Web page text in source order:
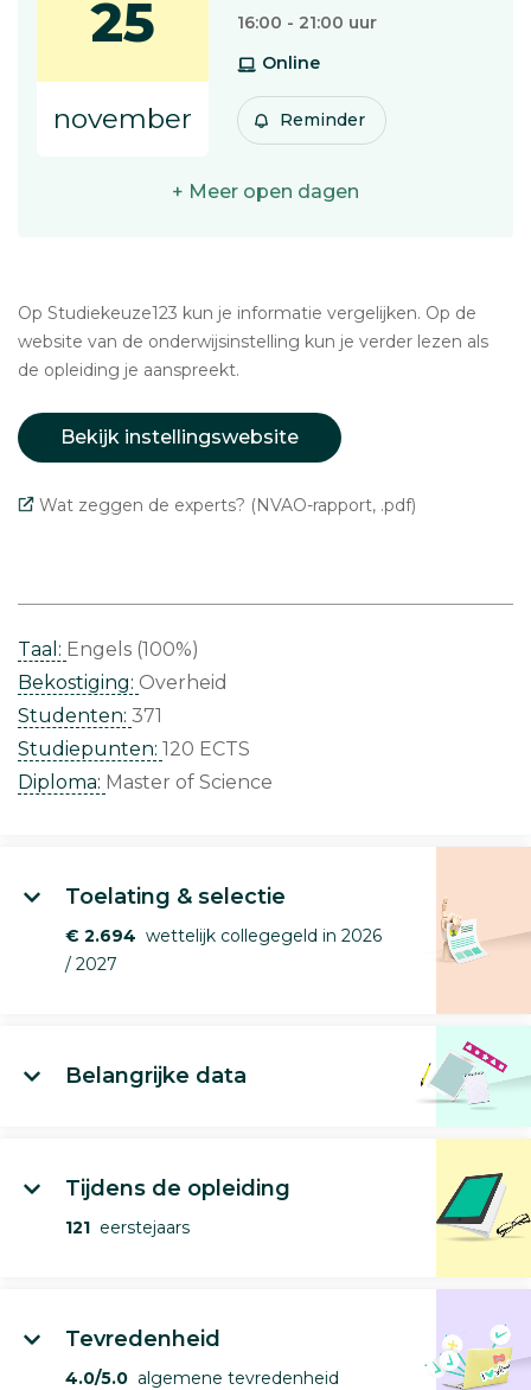
25
november
16:00 - 21:00 uur
Online
Reminder
+ Meer open dagen
Op Studiekeuze123 kun je informatie vergelijken. Op de
website van de onderwijsinstelling kun je verder lezen als
de opleiding je aanspreekt.
Bekijk instellingswebsite
Wat zeggen de experts? (NVAO-rapport, .pdf)
Taal: Engels (100%)
Bekostiging: Overheid
Studenten: 371
Studiepunten: 120 ECTS
Diploma: Master of Science
Toelating & selectie
€ 2.694 wettelijk collegegeld in 2026
/ 2027
Belangrijke data
Tijdens de opleiding
121 eerstejaars
Tevredenheid
4.0/5.0 algemene tevredenheid